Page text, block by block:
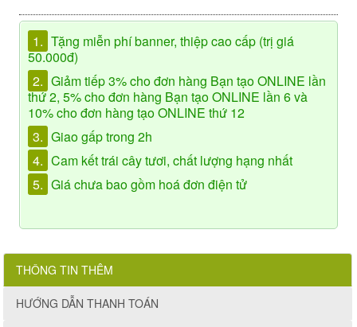
1. Tặng miễn phí banner, thiệp cao cấp (trị giá
50.000đ)
2. Giảm tiếp 3% cho đơn hàng Bạn tạo ONLINE lần
thứ 2, 5% cho đơn hàng Bạn tạo ONLINE lần 6 và
10% cho đơn hàng tạo ONLINE thứ 12
3. Giao gấp trong 2h
4. Cam kết trái cây tươi, chất lượng hạng nhất
5. Giá chưa bao gồm hoá đơn điện tử
THÔNG TIN THÊM
HƯỚNG DẪN THANH TOÁN